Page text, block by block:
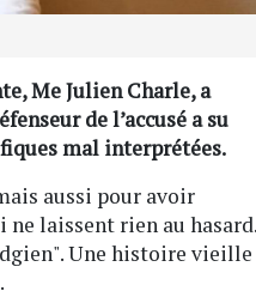
Me Julien Charle, a
de l’accusé a su
mal interprétées.
aussi pour avoir
laissent rien au hasard.
Une histoire vieille